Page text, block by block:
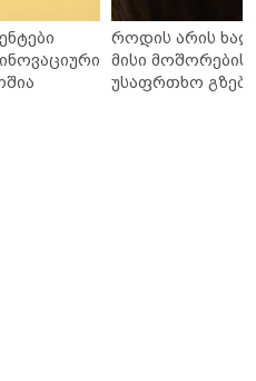
როდის არის
მისი მოშორების
უსაფრთხო გზები